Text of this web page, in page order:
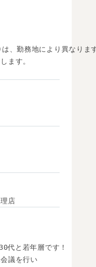
、勤務地により異なりま
ます。
店
代と若年層です！
議を行い